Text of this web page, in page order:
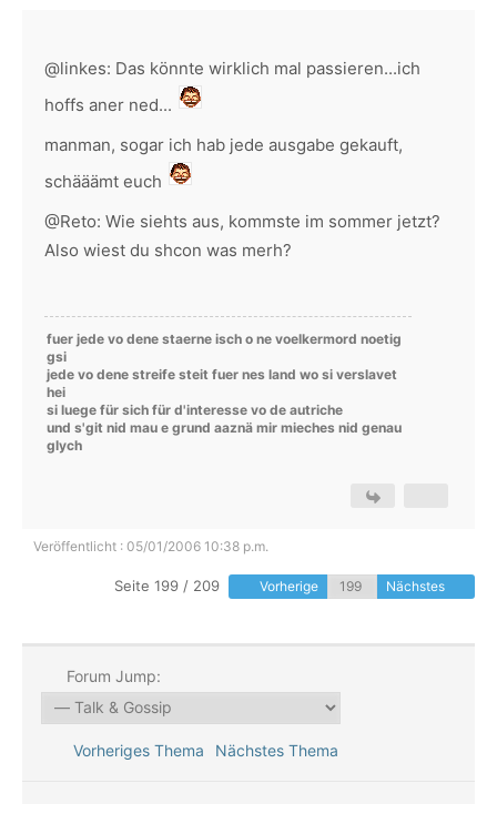
@linkes: Das könnte wirklich mal passieren...ich
hoffs aner ned...
manman, sogar ich hab jede ausgabe gekauft,
schääämt euch
@Reto: Wie siehts aus, kommste im sommer jetzt?
Also wiest du shcon was merh?
fuer jede vo dene staerne isch o ne voelkermord noetig
gsi
jede vo dene streife steit fuer nes land wo si verslavet
hei
si luege für sich für d'interesse vo de autriche
und s'git nid mau e grund aaznä mir mieches nid genau
glych
Veröffentlicht : 05/01/2006 10:38 p.m.
Seite 199 / 209 Vorherige Nächstes
Forum Jump:
Vorheriges Thema Nächstes Thema